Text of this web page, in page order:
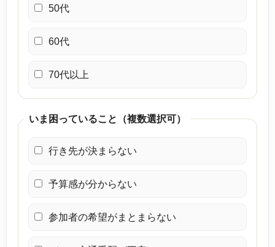
50代
60代
70代以上
いま困っていること（複数選択可）
行き先が決まらない
予算感が分からない
参加者の希望がまとまらない